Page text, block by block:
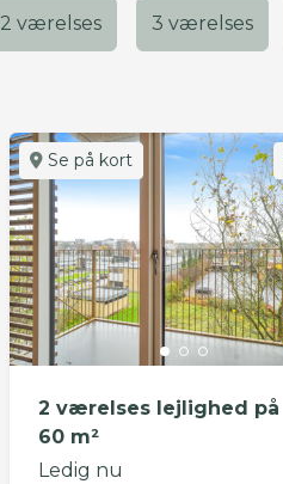
2 værelses 3 værelses
Se på kort
2 værelses lejlighed på
60 m²
Ledig nu